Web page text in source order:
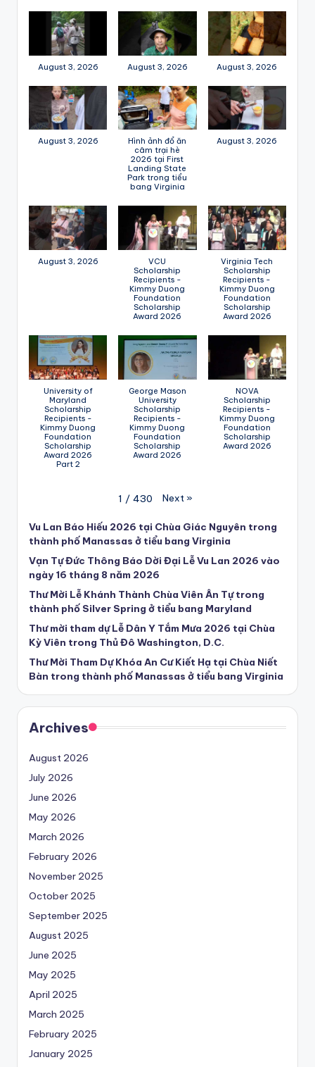
August 3, 2026 August 3, 2026 August 3, 2026
August 3, 2026
Hình ảnh đổ ăn
câm trại hè
2026 tại First
Landing State
Park trong tiểu
bang Virginia
August 3, 2026
August 3, 2026
VCU
Scholarship
Recipients -
Kimmy Duong
Foundation
Scholarship
Award 2026
Virginia Tech
Scholarship
Recipients -
Kimmy Duong
Foundation
Scholarship
Award 2026
University of
Maryland
Scholarship
Recipients -
Kimmy Duong
Foundation
Scholarship
Award 2026
Part 2
George Mason
University
Scholarship
Recipients -
Kimmy Duong
Foundation
Scholarship
Award 2026
NOVA
Scholarship
Recipients -
Kimmy Duong
Foundation
Scholarship
Award 2026
1 / 430 Next »
Vu Lan Báo Hiếu 2026 tại Chùa Giác Nguyên trong
thành phố Manassas ở tiểu bang Virginia
Vạn Tự Đức Thông Báo Dời Đại Lễ Vu Lan 2026 vào
ngày 16 tháng 8 năm 2026
Thư Mời Lễ Khánh Thành Chùa Viên Ân Tự trong
thành phố Silver Spring ở tiểu bang Maryland
Thư mời tham dự Lễ Dân Y Tắm Mưa 2026 tại Chùa
Kỳ Viên trong Thủ Đô Washington, D.C.
Thư Mời Tham Dự Khóa An Cư Kiết Hạ tại Chùa Niết
Bàn trong thành phố Manassas ở tiểu bang Virginia
Archives
August 2026
July 2026
June 2026
May 2026
March 2026
February 2026
November 2025
October 2025
September 2025
August 2025
June 2025
May 2025
April 2025
March 2025
February 2025
January 2025